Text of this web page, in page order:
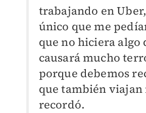
trabajando en
único que me
que no hiciera algo
causará mucho
porque debemos
que también viajan
recordó.